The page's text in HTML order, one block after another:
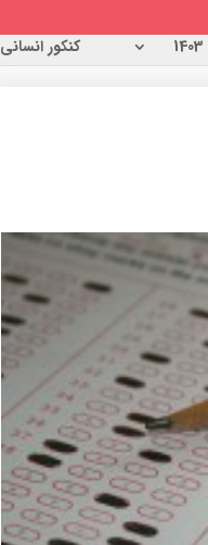
کنکور انسانی 1403